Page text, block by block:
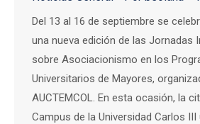
Del 13 al 16 de septiembre se
una nueva edición de las Jornadas
sobre Asociacionismo en los
Universitarios de Mayores,
AUCTEMCOL. En esta ocasión, la
Campus de la Universidad Carlos